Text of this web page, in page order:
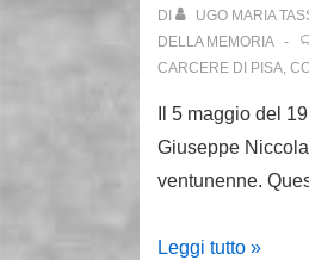
DI UGO MARIA
DELLA MEMORIA
CARCERE DI PISA,
Il 5 maggio del
Giuseppe
ventunenne.
5Leggi tutto »